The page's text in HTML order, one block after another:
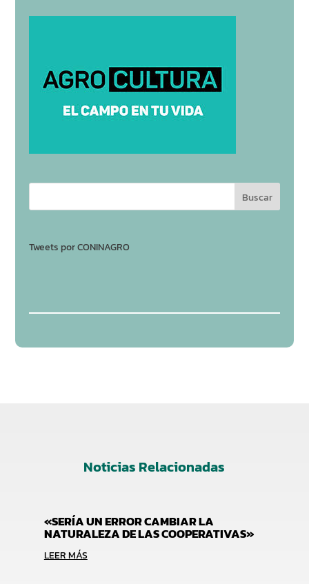
Tweets por CONINAGRO
Noticias Relacionadas
«SERÍA UN ERROR CAMBIAR LA
NATURALEZA DE LAS COOPERATIVAS»
LEER MÁS